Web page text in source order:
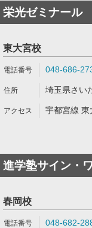
栄光ゼミナール
東大宮校
048-686-
埼玉県さい
宇都宮線
進学塾サイン・
春岡校
048-682-